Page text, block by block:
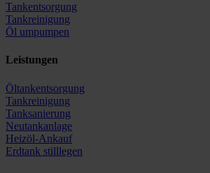
Tankentsorgung
Tankreinigung
Öl umpumpen
Leistungen
Öltankentsorgung
Tankreinigung
Tanksanierung
Neutankanlage
Heizöl-Ankauf
Erdtank stilllegen